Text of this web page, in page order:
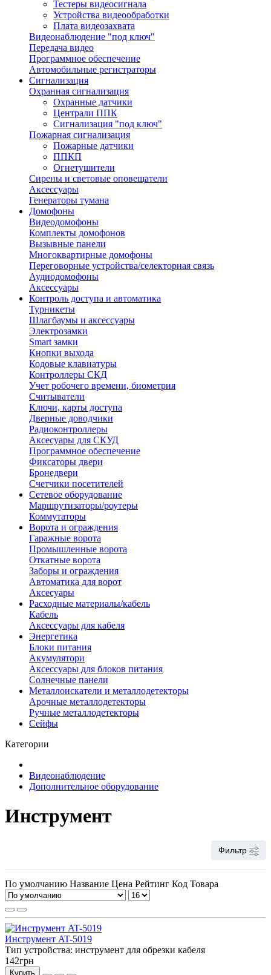
Тестеры видеосигнала
Устройства видеообработки
Плата видеозахвата
Видеонаблюдение "под ключ"
Передача видео
Программное обеспечение
Автомобильные регистраторы
Сигнализация
Охранная сигнализация
Охранные датчики
Централи ППК
Сигнализация "под ключ"
Пожарная сигнализация
Пожарные датчики
ППКП
Огнетушители
Сирены и световые оповещатели
Аксессуары
Генераторы тумана
Домофоны
Видеодомофоны
Комплекты домофонов
Вызывные панели
Многоквартирные домофоны
Переговорные устройства/селекторная связь
Аудиодомофоны
Аксессуары
Контроль доступа и автоматика
Турникеты
Шлагбаумы и аксессуары
Электрозамки
Smart замки
Кнопки выхода
Кодовые клавиатуры
Контроллеры СКД
Учет робочего времени, биометрия
Считыватели
Ключи, карты доступа
Дверные доводчики
Радиоконтроллеры
Аксесуары для СКУД
Программное обеспечение
Фиксаторы двери
Бронедвери
Счетчики посетителей
Сетевое оборудование
Маршрутизаторы/роутеры
Коммутаторы
Ворота и ограждения
Гаражные ворота
Промышленные ворота
Откатные ворота
Заборы и ограждения
Автоматика для ворот
Аксесуары
Расходные материалы/кабель
Кабель
Аксессуары для кабеля
Энергетика
Блоки питания
Акумулятори
Аксессуары для блоков питания
Солнечные панели
Металлоискатели и металлодетекторы
Арочные металлодетекторы
Ручные металлодетекторы
Сейфы
Категории
Видеонаблюдение
Дополнительное оборудование
Инструмент
Фильтр
По умолчанию Название Цена Рейтинг Код Товара
Инструмент AT-5019
Тип устройства: инструмент для обрезки кабеля
142грн
Купить